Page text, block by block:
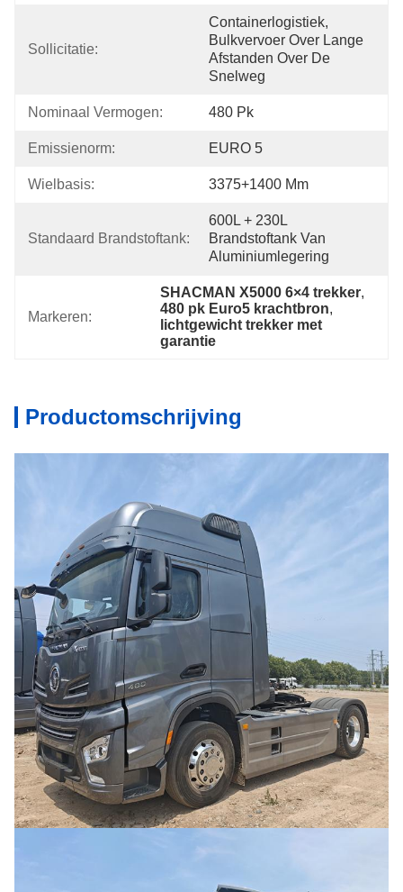
Sollicitatie:
Containerlogistiek,
Bulkvervoer Over Lange
Afstanden Over De
Snelweg
Nominaal Vermogen: 480 Pk
Emissienorm: EURO 5
Wielbasis: 3375+1400 Mm
Standaard Brandstoftank:
600L + 230L
Brandstoftank Van
Aluminiumlegering
Markeren:
SHACMAN X5000 6×4 trekker,
480 pk Euro5 krachtbron,
lichtgewicht trekker met
garantie
Productomschrijving